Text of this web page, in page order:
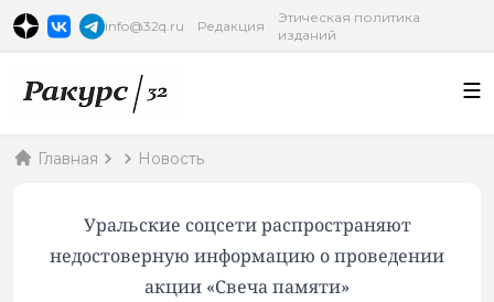
info@32q.ru Редакция
Этическая политика
изданий
Главная Новость
Уральские соцсети распространяют
недостоверную информацию о проведении
акции «Свеча памяти»